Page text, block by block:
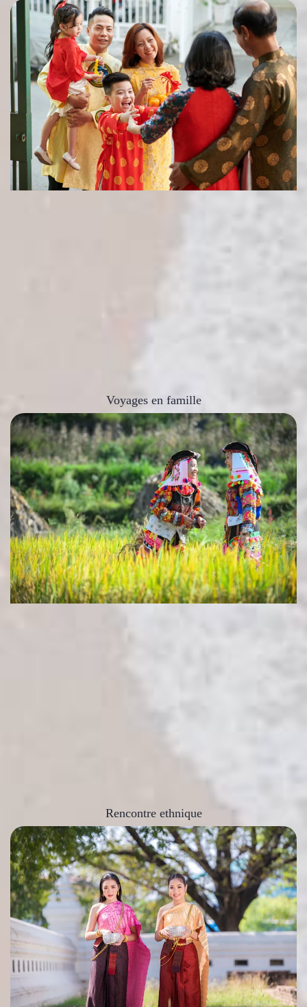
Voyages en famille
Rencontre ethnique